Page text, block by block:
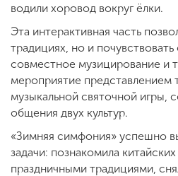
водили хоровод вокруг ёлки.
Эта интерактивная часть
традициях, но и
совместное музицирование и
мероприятие представлением
музыкальной святочной игры,
общения двух культур.
«Зимняя симфония» успешно
задачи: познакомила
праздничными традициями,